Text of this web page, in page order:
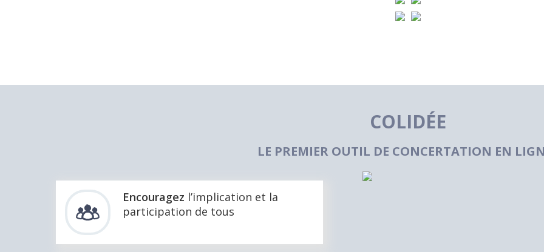
COLIDÉE
LE PREMIER OUTIL DE CONCERTATION EN
Encouragez l’implication et la
participation de tous